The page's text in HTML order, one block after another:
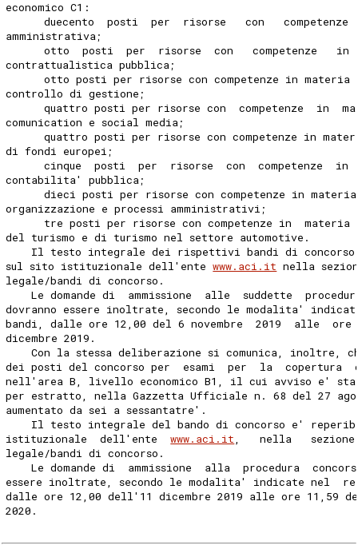
economico C1:
duecento  posti  per  risorse   con   competenze
amministrativa;
otto  posti  per  risorse  con   competenze   in
contrattualistica pubblica;
otto posti per risorse con competenze in materia
controllo di gestione;
quattro posti per risorse con  competenze  in
comunication e social media;
quattro posti per risorse con competenze in
di fondi europei;
cinque  posti  per  risorse  con  competenze  in
contabilita' pubblica;
dieci posti per risorse con competenze in
organizzazione e processi amministrativi;
tre posti per risorse con competenze in  materia
del turismo e di turismo nel settore automotive.
Il testo integrale dei rispettivi bandi di
sul sito istituzionale dell'ente www.aci.it nella
legale/bandi di concorso.
Le domande di  ammissione  alle  suddette
dovranno essere inoltrate, secondo le modalita'
bandi, dalle ore 12,00 del 6 novembre  2019  alle
dicembre 2019.
Con la stessa deliberazione si comunica, inoltre,
dei posti del concorso per  esami  per  la  copertura
nell'area B, livello economico B1, il cui avviso e'
per estratto, nella Gazzetta Ufficiale n. 68 del 27
aumentato da sei a sessantatre'.
Il testo integrale del bando di concorso e'
istituzionale  dell'ente www.aci.it ,   nella
legale/bandi di concorso.
Le domande di  ammissione  alla  procedura
essere inoltrate, secondo le modalita' indicate nel
dalle ore 12,00 dell'11 dicembre 2019 alle ore 11,59
2020.